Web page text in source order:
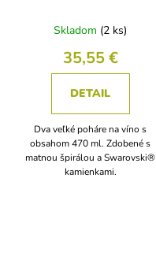
Skladom (2 ks)
35,55 €
DETAIL
Dva veľké poháre na víno s
obsahom 470 ml. Zdobené s
matnou špirálou a Swarovski®
kamienkami.